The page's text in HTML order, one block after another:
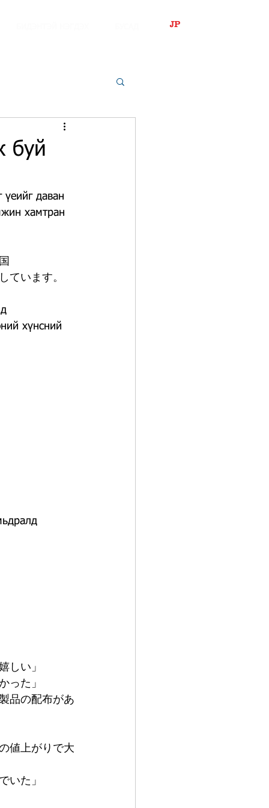
JP
буй
даван
хамтран
ています。
хүнсний
しい」
った」
品の配布があ
値上がりで大
いた」